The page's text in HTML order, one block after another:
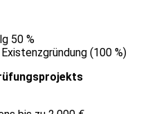
50 %
(100 %)